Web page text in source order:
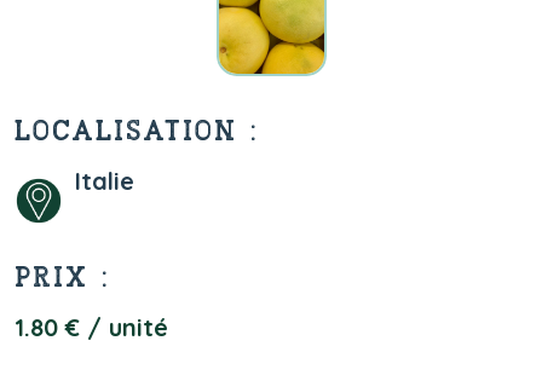
LOCALISATION :
Italie
PRIX :
1.80 € / unité